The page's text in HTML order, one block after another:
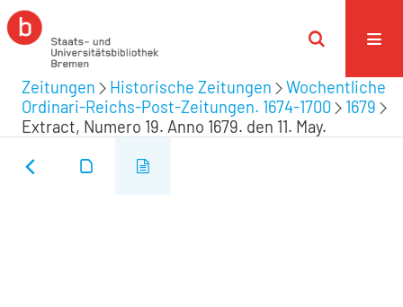
Zeitungen Historische Zeitungen
Wochentliche
Ordinari-Reichs-Post-Zeitungen. 1674-1700
1679
Extract, Numero 19. Anno 1679. den 11. May.